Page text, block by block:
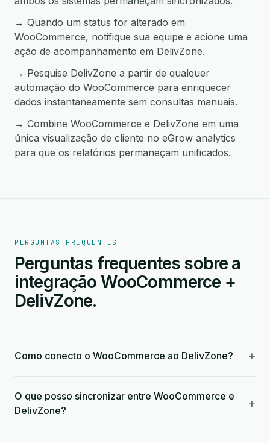
→ Quando um status for alterado em
WooCommerce, notifique sua equipe e acione uma
ação de acompanhamento em DelivZone.
→ Pesquise DelivZone a partir de qualquer
automação do WooCommerce para enriquecer
dados instantaneamente sem consultas manuais.
→ Combine WooCommerce e DelivZone em uma
única visualização de cliente no eGrow analytics
para que os relatórios permaneçam unificados.
PERGUNTAS FREQUENTES
Perguntas frequentes sobre a
integração WooCommerce +
DelivZone.
Como conecto o WooCommerce ao DelivZone? +
O que posso sincronizar entre WooCommerce e
DelivZone?
+